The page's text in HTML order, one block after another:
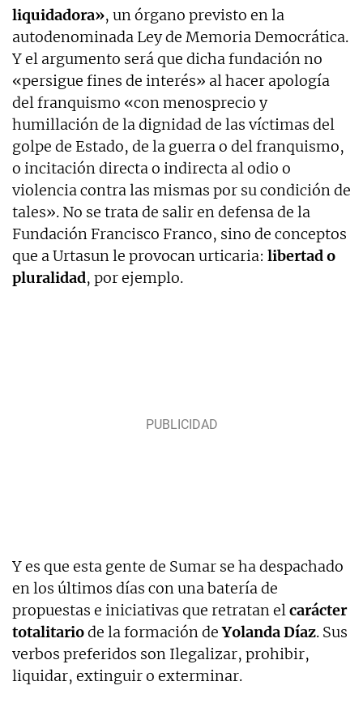
liquidadora», un órgano previsto en la
autodenominada Ley de Memoria Democrática.
Y el argumento será que dicha fundación no
«persigue fines de interés» al hacer apología
del franquismo «con menosprecio y
humillación de la dignidad de las víctimas del
golpe de Estado, de la guerra o del franquismo,
o incitación directa o indirecta al odio o
violencia contra las mismas por su condición de
tales». No se trata de salir en defensa de la
Fundación Francisco Franco, sino de conceptos
que a Urtasun le provocan urticaria: libertad o
pluralidad, por ejemplo.
Y es que esta gente de Sumar se ha despachado
en los últimos días con una batería de
propuestas e iniciativas que retratan elcarácter
totalitariode la formación deYolanda Díaz. Sus
verbos preferidos son Ilegalizar, prohibir,
liquidar, extinguir o exterminar.